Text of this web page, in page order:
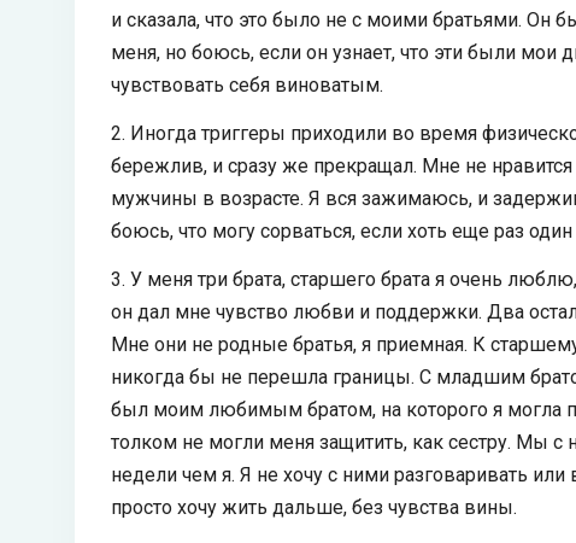
и сказала, что это было не с моими братьями. Он
меня, но боюсь, если он узнает, что эти были мои
чувствовать себя виноватым.
2. Иногда триггеры приходили во время
бережлив, и сразу же прекращал. Мне не
мужчины в возрасте. Я вся зажимаюсь, и
боюсь, что могу сорваться, если хоть еще раз
3. У меня три брата, старшего брата я очень
он дал мне чувство любви и поддержки. Два
Мне они не родные братья, я приемная. К
никогда бы не перешла границы. С младшим
был моим любимым братом, на которого я могла
толком не могли меня защитить, как сестру. Мы
недели чем я. Я не хочу с ними разговаривать
просто хочу жить дальше, без чувства вины.